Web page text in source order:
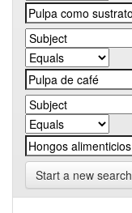
Start a new search